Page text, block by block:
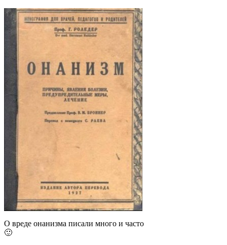
О вреде онанизма писали много и часто
🙂